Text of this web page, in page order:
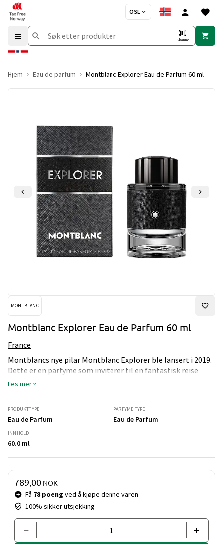
OSL
Skanne
Hjem Eau de parfum Montblanc Explorer Eau de Parfum 60 ml
MONTBLANC
Montblanc Explorer Eau de Parfum 60 ml
France
Montblancs nye pilar Montblanc Explorer ble lansert i 2019.
Dette er en parfyme som inviterer til en fantastisk reise
gjennom alle kontinenter. Med ingredienser fra verden over
særegne trenoter, samtidig som den er aromatisk. En
Les mer
PRODUKTTYPE
Eau de Parfum
PARFYME TYPE
Eau de Parfum
INNHOLD
60.0 ml
Pris og mengde
Få 78 poeng ved å kjøpe denne varen
100% sikker utsjekking
789,00 NOK